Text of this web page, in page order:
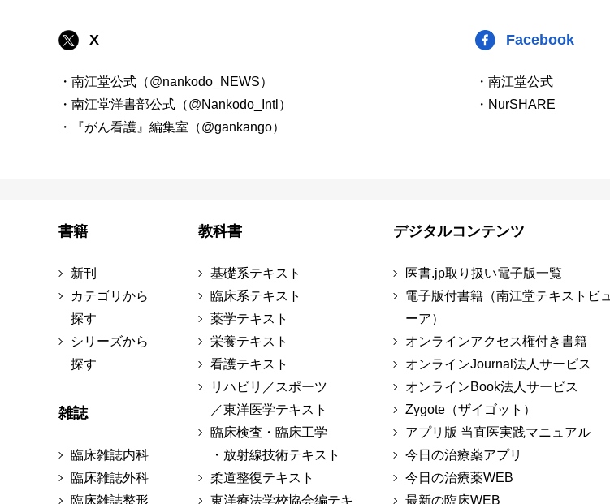
X
・南江堂公式（@nankodo_NEWS）
・南江堂洋書部公式（@Nankodo_Intl）
・『がん看護』編集室（@gankango）
Facebook
・南江堂公式
・NurSHARE
書籍
新刊
カテゴリから
探す
シリーズから
探す
雑誌
臨床雑誌内科
臨床雑誌外科
臨床雑誌整形
教科書
基礎系テキスト
臨床系テキスト
薬学テキスト
栄養テキスト
看護テキスト
リハビリ／スポーツ
／東洋医学テキスト
臨床検査・臨床工学
・放射線技術テキスト
柔道整復テキスト
東洋療法学校協会編テキ
デジタルコンテンツ
医書.jp取り扱い電子版一覧
電子版付書籍（南江堂テキストビュ
ーア）
オンラインアクセス権付き書籍
オンラインJournal法人サービス
オンラインBook法人サービス
Zygote（ザイゴット）
アプリ版 当直医実践マニュアル
今日の治療薬アプリ
今日の治療薬WEB
最新の臨床WEB